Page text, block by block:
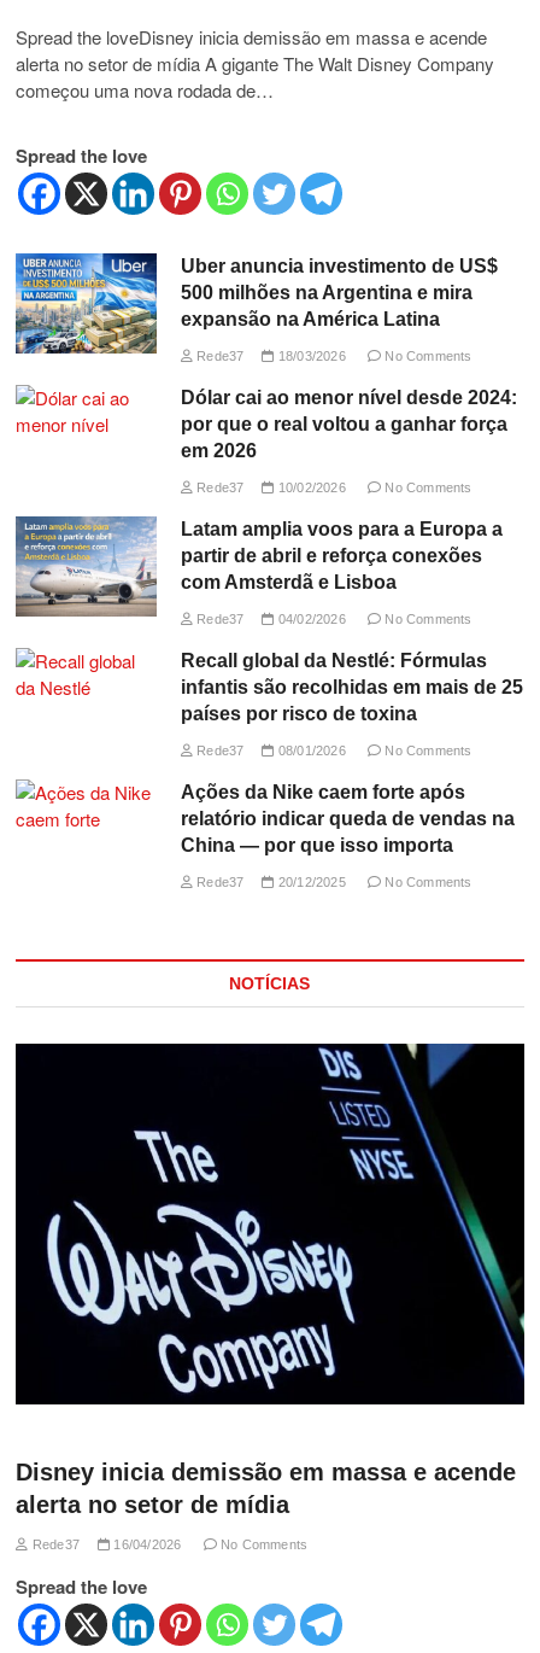
Spread the loveDisney inicia demissão em massa e acende
alerta no setor de mídia A gigante The Walt Disney Company
começou uma nova rodada de…
Spread the love
Uber anuncia investimento de US$
500 milhões na Argentina e mira
expansão na América Latina
Rede37 18/03/2026 No Comments
Dólar cai ao menor nível desde 2024:
por que o real voltou a ganhar força
em 2026
Rede37 10/02/2026 No Comments
Latam amplia voos para a Europa a
partir de abril e reforça conexões
com Amsterdã e Lisboa
Rede37 04/02/2026 No Comments
Recall global da Nestlé: Fórmulas
infantis são recolhidas em mais de 25
países por risco de toxina
Rede37 08/01/2026 No Comments
Ações da Nike caem forte após
relatório indicar queda de vendas na
China — por que isso importa
Rede37 20/12/2025 No Comments
NOTÍCIAS
Disney inicia demissão em massa e acende
alerta no setor de mídia
Rede37 16/04/2026 No Comments
Spread the love